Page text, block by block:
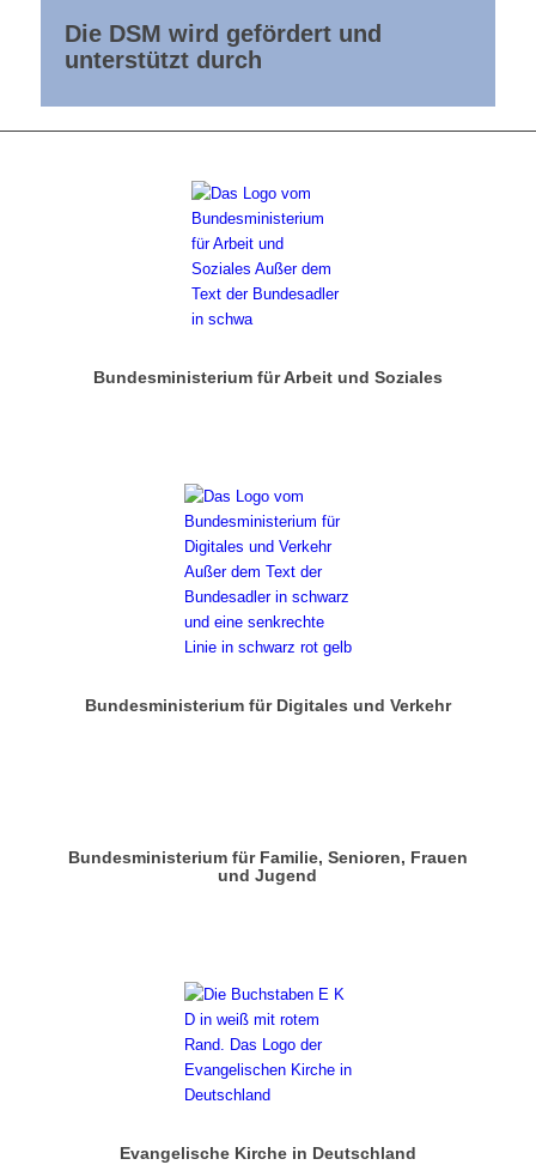
Die DSM wird gefördert und
unterstützt durch
Bundesministerium für Arbeit und Soziales
Bundesministerium für Digitales und Verkehr
Bundesministerium für Familie, Senioren, Frauen
und Jugend
Evangelische Kirche in Deutschland